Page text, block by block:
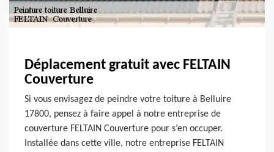
Déplacement gratuit avec FELTAIN
Couverture
Si vous envisagez de peindre votre toiture à Belluire
17800, pensez à faire appel à notre entreprise de
couverture FELTAIN Couverture pour s’en occuper.
Installée dans cette ville, notre entreprise FELTAIN